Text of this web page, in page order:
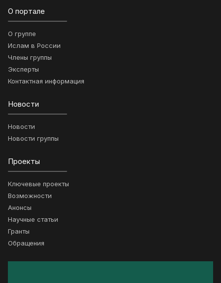
О портале
О группе
Ислам в России
Члены группы
Эксперты
Контактная информация
Новости
Новости
Новости группы
Проекты
Ключевые проекты
Возможности
Анонсы
Научные статьи
Гранты
Обращения